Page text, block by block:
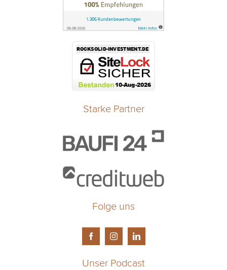
Starke Partner
Folge uns
Unser Podcast